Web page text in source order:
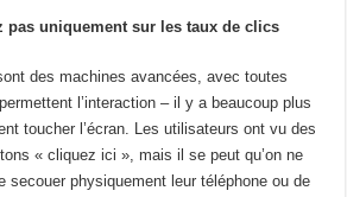
pas uniquement sur les taux de clics
des machines avancées, avec toutes
l’interaction – il y a beaucoup plus
toucher l’écran. Les utilisateurs ont vu des
« cliquez ici », mais il se peut qu’on ne
secouer physiquement leur téléphone ou de